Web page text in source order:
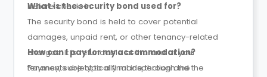
before check-in.
What is the security bond used for?
The security bond is held to cover potential
damages, unpaid rent, or other tenancy-related
charges. It is refundable at the end of your
tenancy, subject to a final inspection and the
How can I pay for my accommodation?
Payments are typically made through the